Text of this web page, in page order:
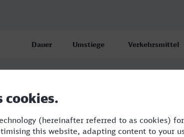
Dauer Umstiege Verkehrsmittel